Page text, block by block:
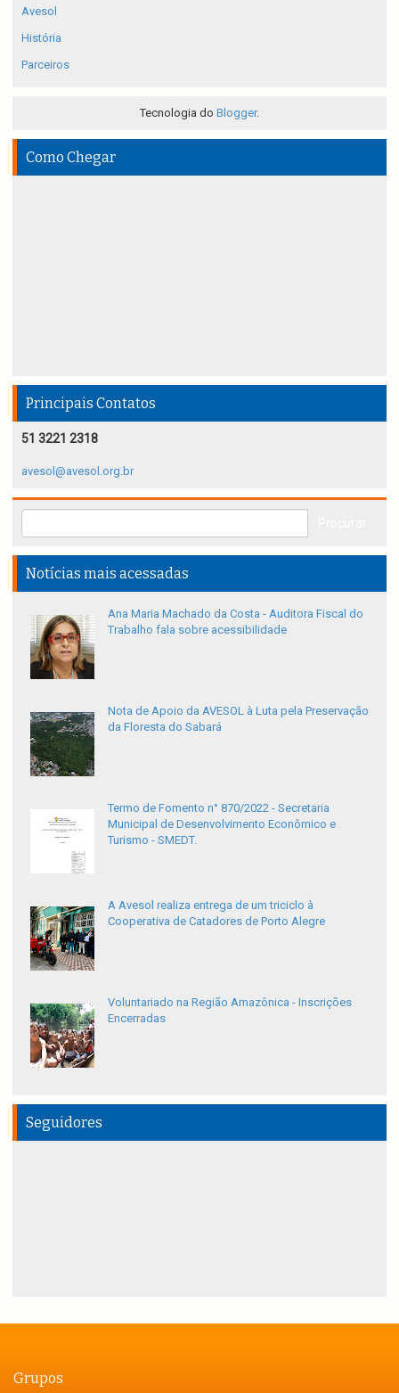
Avesol
História
Parceiros
Tecnologia do Blogger.
Como Chegar
Principais Contatos
51 3221 2318
avesol@avesol.org.br
Notícias mais acessadas
Ana Maria Machado da Costa - Auditora Fiscal do
Trabalho fala sobre acessibilidade
Nota de Apoio da AVESOL à Luta pela Preservação
da Floresta do Sabará
Termo de Fomento n° 870/2022 - Secretaria
Municipal de Desenvolvimento Econômico e
Turismo - SMEDT.
A Avesol realiza entrega de um triciclo à
Cooperativa de Catadores de Porto Alegre
Voluntariado na Região Amazônica - Inscrições
Encerradas
Seguidores
Grupos